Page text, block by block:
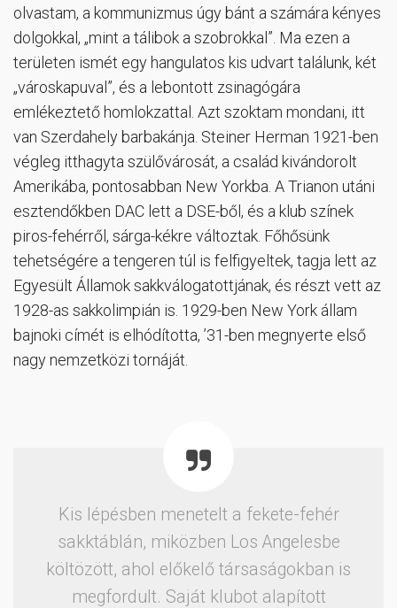
olvastam, a kommunizmus úgy bánt a számára kényes
dolgokkal, „mint a tálibok a szobrokkal”. Ma ezen a
területen ismét egy hangulatos kis udvart találunk, két
„városkapuval”, és a lebontott zsinagógára
emlékeztető homlokzattal. Azt szoktam mondani, itt
van Szerdahely barbakánja. Steiner Herman 1921-ben
végleg itthagyta szülővárosát, a család kivándorolt
Amerikába, pontosabban New Yorkba. A Trianon utáni
esztendőkben DAC lett a DSE-ből, és a klub színek
piros-fehérről, sárga-kékre változtak. Főhősünk
tehetségére a tengeren túl is felfigyeltek, tagja lett az
Egyesült Államok sakkválogatottjának, és részt vett az
1928-as sakkolimpián is. 1929-ben New York állam
bajnoki címét is elhódította, ’31-ben megnyerte első
nagy nemzetközi tornáját.
Kis lépésben menetelt a fekete-fehér
sakktáblán, miközben Los Angelesbe
költözött, ahol előkelő társaságokban is
megfordult. Saját klubot alapított